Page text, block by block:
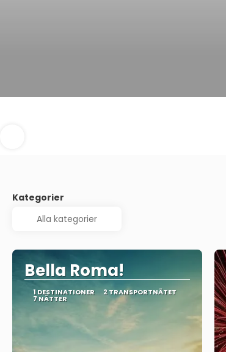
Kategorier
Bella Roma!
1 DESTINATIONER 2 TRANSPORTNÄTET
7 NÄTTER